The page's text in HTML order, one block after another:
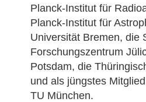
Planck-Institut für
Planck-Institut für
Universität Bremen, die
Forschungszentrum
Potsdam, die
und als jüngstes
TU München.